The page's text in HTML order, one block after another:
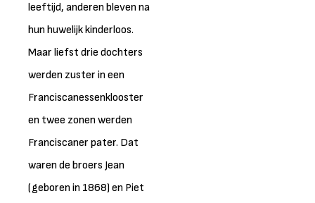
leeftijd, anderen bleven na
hun huwelijk kinderloos.
Maar liefst drie dochters
werden zuster in een
Franciscanessenklooster
en twee zonen werden
Franciscaner pater. Dat
waren de broers Jean
(geboren in 1868) en Piet